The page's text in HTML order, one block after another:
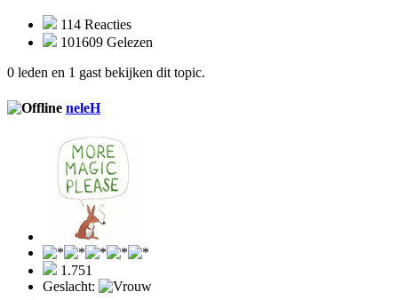
114 Reacties
101609 Gelezen
0 leden en 1 gast bekijken dit topic.
neleH
1.751
Geslacht: